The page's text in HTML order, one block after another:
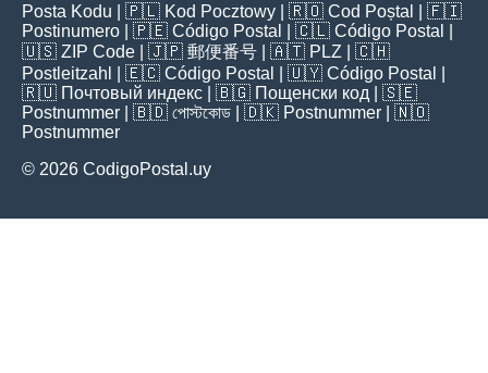
Posta Kodu | 🇵🇱 Kod Pocztowy | 🇷🇴 Cod Poștal
| 🇫🇮
Postinumero | 🇵🇪 Código Postal | 🇨🇱 Código Postal
🇺🇸 ZIP Code | 🇯🇵 郵便番号 | 🇦🇹 PLZ | 🇨🇭
Postleitzahl
| 🇪🇨 Código Postal | 🇺🇾 Código Postal
🇷🇺 Почтовый индекс | 🇧🇬 Пощенски код | 🇸🇪
Postnummer | 🇧🇩 পোস্টকোড | 🇩🇰 Postnummer | 🇳🇴
Postnummer
© 2026 CodigoPostal.uy